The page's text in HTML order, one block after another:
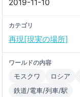
2019-11-10
カテゴリ
再現[現実の場所]
ワールドの内容
モスクワ ロシア
鉄道/電車/列車/駅